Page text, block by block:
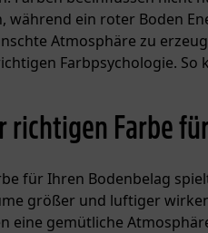
ein roter Boden
Atmosphäre zu
Farbpsychologie.
richtigen Farbe
für Ihren Bodenbelag
größer und luftiger
eine gemütliche